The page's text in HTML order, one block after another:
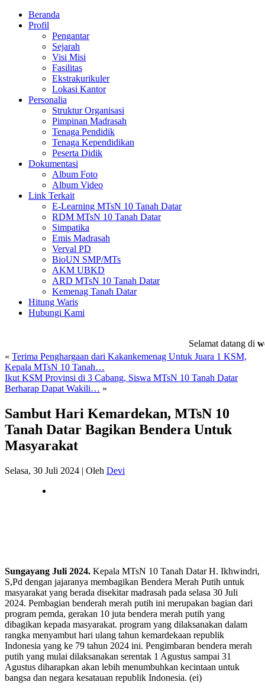
Beranda
Profil
Pengantar
Sejarah
Visi Misi
Fasilitas
Ekstrakurikuler
Lokasi Kantor
Personalia
Struktur Organisasi
Pimpinan Madrasah
Tenaga Pendidik
Tenaga Kependidikan
Peserta Didik
Dokumentasi
Album Foto
Album Video
Link Terkait
E-Learning MTsN 10 Tanah Datar
RDM MTsN 10 Tanah Datar
Simpatika
Emis Madrasah
Verval PD
BioUN SMP/MTs
AKM UBKD
ARD MTsN 10 Tanah Datar
Kemenag Tanah Datar
Hitung Waris
Hubungi Kami
Selamat datang di
« Terima Penghargaan dari Kakankemenag Untuk Juara 1 KSM,
Kepala MTsN 10 Tanah…
Ikut KSM Provinsi di 3 Cabang, Siswa MTsN 10 Tanah Datar
Berharap Dapat Wakili… »
Sambut Hari Kemardekan, MTsN 10
Tanah Datar Bagikan Bendera Untuk
Masyarakat
Selasa, 30 Juli 2024 | Oleh Devi
Sungayang Juli 2024. Kepala MTsN 10 Tanah Datar H. Ikhwindri,
S,Pd dengan jajaranya membagikan Bendera Merah Putih untuk
masyarakat yang berada disekitar madrasah pada selasa 30 Juli
2024. Pembagian benderah merah putih ini merupakan bagian dari
program pemda, gerakan 10 juta bendera merah putih yang
dibagikan kepada masyarakat. program yang dilaksanakan dalam
rangka menyambut hari ulang tahun kemardekaan republik
Indonesia yang ke 79 tahun 2024 ini. Pengimbaran bendera merah
putih yang mulai dilaksanakan serentak 1 Agustus sampai 31
Agustus diharapkan akan lebih menumbuhkan kecintaan untuk
bangsa dan negara kesatauan republik Indonesia. (ei)